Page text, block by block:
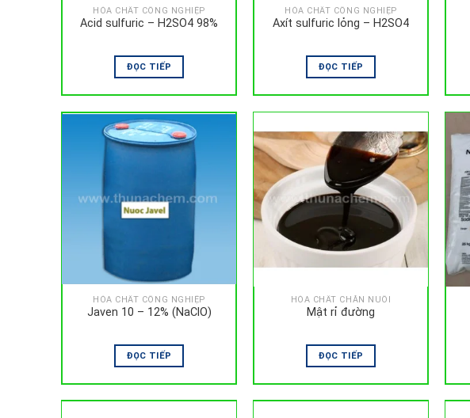
HÓA CHẤT CÔNG NGHIỆP
Acid sulfuric – H2SO4 98%
ĐỌC TIẾP
HÓA CHẤT CÔNG NGHIỆP
Axít sulfuric lỏng – H2SO4
ĐỌC TIẾP
HÓA CHẤT CÔNG NGHIỆP
Javen 10 – 12% (NaClO)
ĐỌC TIẾP
HÓA CHẤT CHĂN NUÔI
Mật rỉ đường
ĐỌC TIẾP